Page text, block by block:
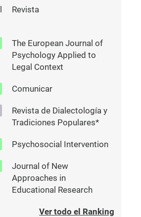
Revista
The European Journal of
Psychology Applied to
Legal Context
Comunicar
Revista de Dialectología y
Tradiciones Populares*
Psychosocial Intervention
Journal of New
Approaches in
Educational Research
Ver todo el Ranking